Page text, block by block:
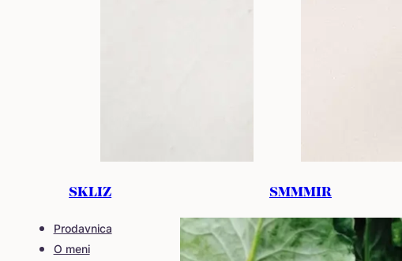
SKLIZ SMMMIR
Prodavnica
O meni
Saveti za ishranu